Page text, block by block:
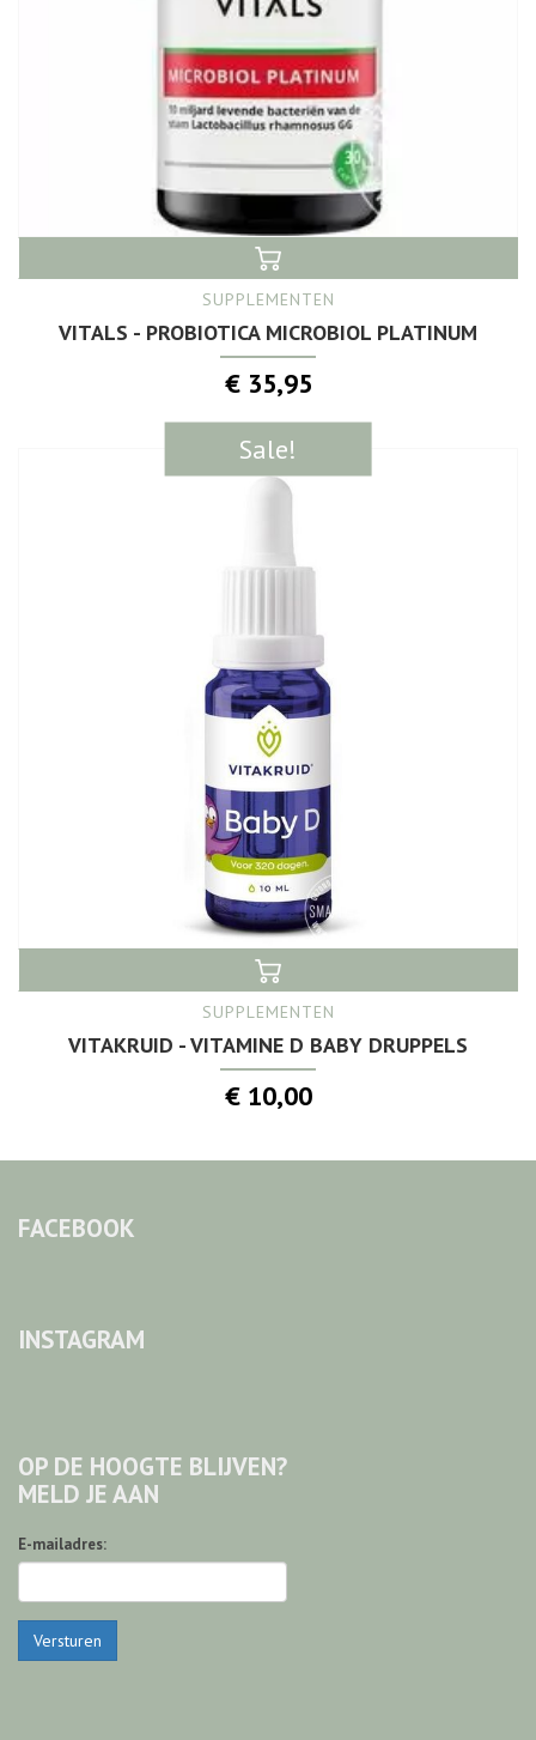
SUPPLEMENTEN
VITALS - PROBIOTICA MICROBIOL PLATINUM
€ 35,95
Sale!
SUPPLEMENTEN
VITAKRUID - VITAMINE D BABY DRUPPELS
€ 10,00
FACEBOOK
INSTAGRAM
OP DE HOOGTE BLIJVEN?
MELD JE AAN
E-mailadres:
Versturen